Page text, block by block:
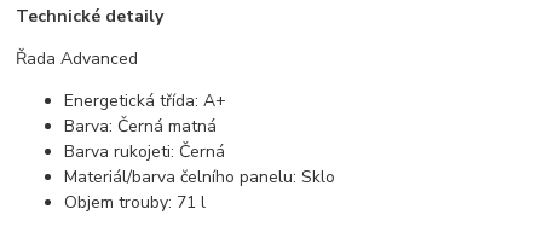
Technické detaily
Řada Advanced
Energetická třída: A+
Barva: Černá matná
Barva rukojeti: Černá
Materiál/barva čelního panelu: Sklo
Objem trouby: 71 l